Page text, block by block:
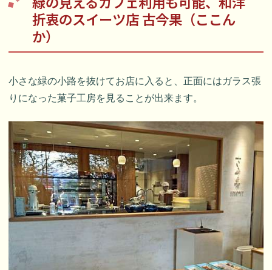
折衷のスイーツ店 古今果（ここん
か）
小さな緑の小路を抜けてお店に入ると、正面にはガラス張
りになった菓子工房を見ることが出来ます。